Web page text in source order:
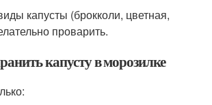
капусты (брокколи, цветная,
проварить.
капусту в морозилке